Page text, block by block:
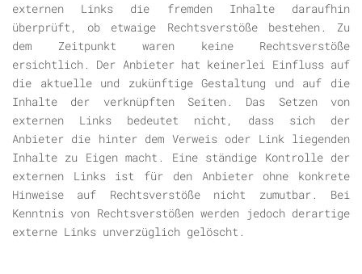
externen Links die fremden Inhalte daraufhin
überprüft, ob etwaige Rechtsverstöße bestehen. Zu
dem Zeitpunkt waren keine Rechtsverstöße
ersichtlich. Der Anbieter hat keinerlei Einfluss auf
die aktuelle und zukünftige Gestaltung und auf die
Inhalte der verknüpften Seiten. Das Setzen von
externen Links bedeutet nicht, dass sich der
Anbieter die hinter dem Verweis oder Link liegenden
Inhalte zu Eigen macht. Eine ständige Kontrolle der
externen Links ist für den Anbieter ohne konkrete
Hinweise auf Rechtsverstöße nicht zumutbar. Bei
Kenntnis von Rechtsverstößen werden jedoch derartige
externe Links unverzüglich gelöscht.